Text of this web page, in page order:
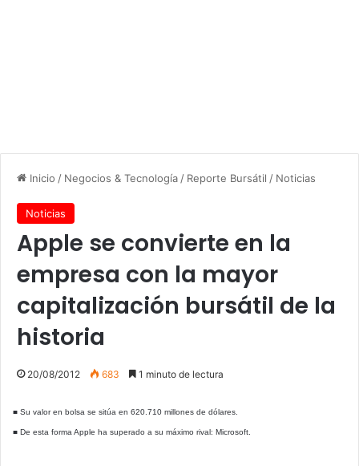
Inicio / Negocios & Tecnología / Reporte Bursátil / Noticias
Noticias
Apple se convierte en la
empresa con la mayor
capitalización bursátil de la
historia
20/08/2012 683 1 minuto de lectura
■ Su valor en bolsa se sitúa en 620.710 millones de dólares.
■ De esta forma Apple ha superado a su máximo rival: Microsoft.